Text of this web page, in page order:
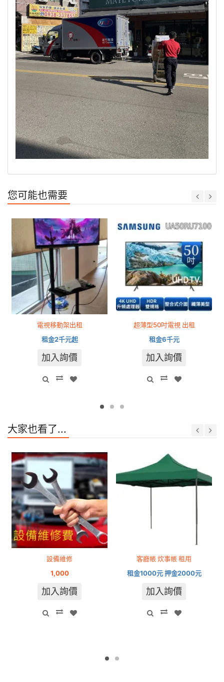
您可能也需要
電視移動架出租
租金2千元起
加入詢價
超薄型50吋電視 出租
租金6千元
加入詢價
大家也看了...
設備維修
1,000
加入詢價
客廳帳 炊事帳 租用
租金1000元 押金2000元
加入詢價